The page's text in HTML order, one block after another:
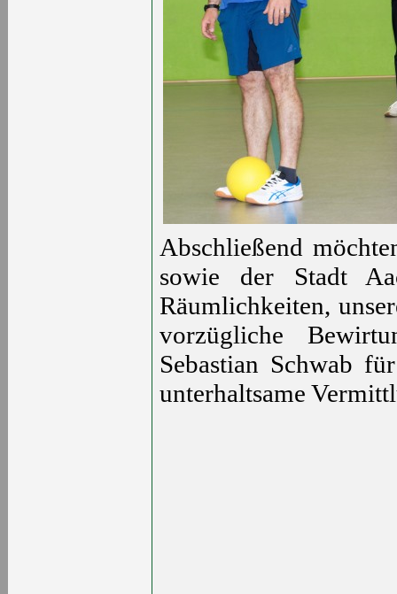
Abschließend
sowie der Stadt
Räumlichkeiten,
vorzügliche
Sebastian Schwab
unterhaltsame